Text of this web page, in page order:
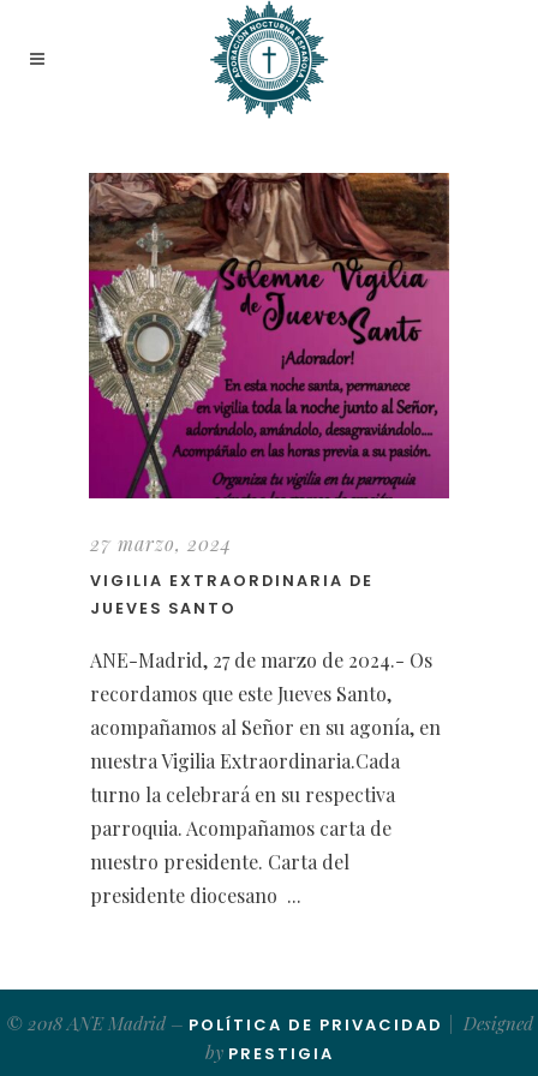
27 marzo, 2024
VIGILIA EXTRAORDINARIA DE
JUEVES SANTO
ANE-Madrid, 27 de marzo de 2024.- Os
recordamos que este Jueves Santo,
acompañamos al Señor en su agonía, en
nuestra Vigilia Extraordinaria.Cada
turno la celebrará en su respectiva
parroquia. Acompañamos carta de
nuestro presidente. Carta del
presidente diocesano ...
© 2018 ANE Madrid – POLÍTICA DE PRIVACIDAD
| Designed
by PRESTIGIA